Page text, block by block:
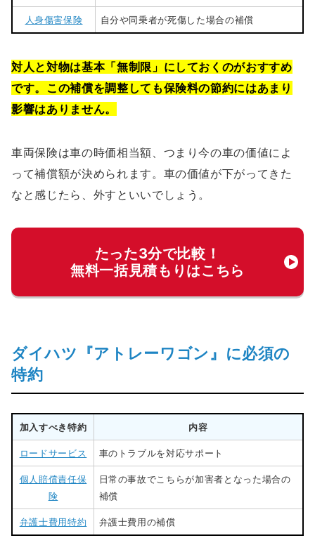
人身傷害保険 自分や同乗者が死傷した場合の補償
対人と対物は基本「無制限」にしておくのがおすすめ
です。この補償を調整しても保険料の節約にはあまり
影響はありません。
車両保険は車の時価相当額、つまり今の車の価値によ
って補償額が決められます。車の価値が下がってきた
なと感じたら、外すといいでしょう。
たった3分で比較！
無料一括見積もりはこちら
ダイハツ『アトレーワゴン』に必須の
特約
加入すべき特約 内容
ロードサービス 車のトラブルを対応サポート
個人賠償責任保
険
日常の事故でこちらが加害者となった場合の
補償
弁護士費用特約 弁護士費用の補償